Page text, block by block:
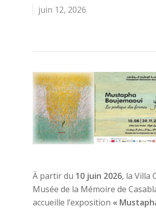
juin 12, 2026
À partir du 10 juin 2026, la Villa
Musée de la Mémoire de
accueille l’exposition «